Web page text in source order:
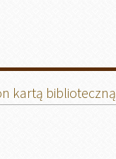
kartą biblioteczną